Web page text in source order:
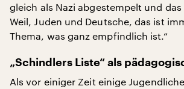
gleich als Nazi abgestempelt und
Weil, Juden und Deutsche, das ist
Thema, was ganz empfindlich ist.“
„Schindlers Liste“ als
Als vor einiger Zeit einige